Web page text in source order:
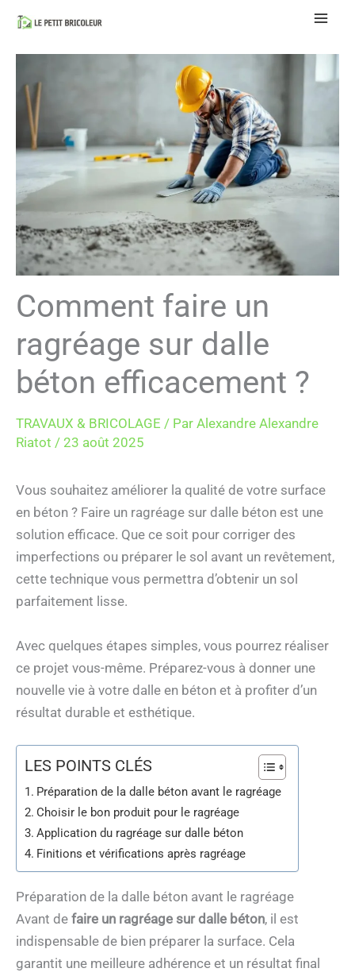
contenu
Comment faire un
ragréage sur dalle
béton efficacement ?
TRAVAUX & BRICOLAGE / Par Alexandre Alexandre
Riatot / 23 août 2025
Vous souhaitez améliorer la qualité de votre surface
en béton ? Faire un ragréage sur dalle béton est une
solution efficace. Que ce soit pour corriger des
imperfections ou préparer le sol avant un revêtement,
cette technique vous permettra d’obtenir un sol
parfaitement lisse.
Avec quelques étapes simples, vous pourrez réaliser
ce projet vous-même. Préparez-vous à donner une
nouvelle vie à votre dalle en béton et à profiter d’un
résultat durable et esthétique.
LES POINTS CLÉS
Préparation de la dalle béton avant le ragréage
Choisir le bon produit pour le ragréage
Application du ragréage sur dalle béton
Finitions et vérifications après ragréage
Préparation de la dalle béton avant le ragréage
Avant de faire un ragréage sur dalle béton, il est
indispensable de bien préparer la surface. Cela
garantit une meilleure adhérence et un résultat final